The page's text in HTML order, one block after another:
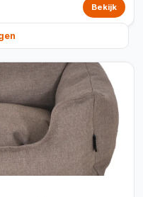
Bekijk